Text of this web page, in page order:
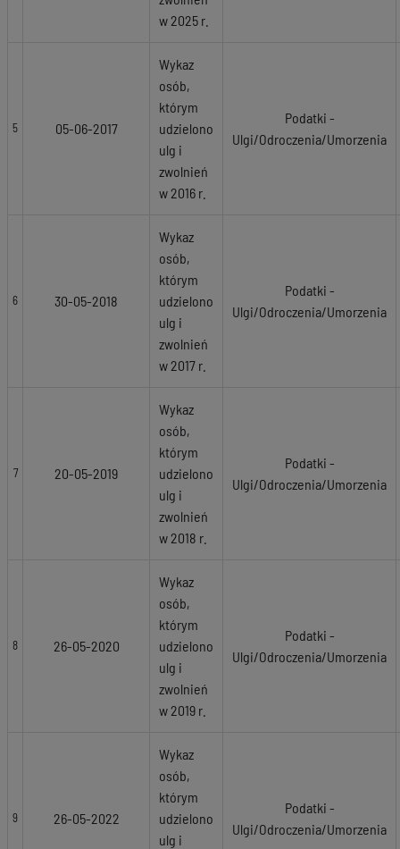
w 2025 r.
5 05-06-2017
Wykaz
osób,
którym
udzielono
ulg i
zwolnień
w 2016 r.
Podatki -
Ulgi/Odroczenia/Umorzenia
6 30-05-2018
Wykaz
osób,
którym
udzielono
ulg i
zwolnień
w 2017 r.
Podatki -
Ulgi/Odroczenia/Umorzenia
7 20-05-2019
Wykaz
osób,
którym
udzielono
ulg i
zwolnień
w 2018 r.
Podatki -
Ulgi/Odroczenia/Umorzenia
8 26-05-2020
Wykaz
osób,
którym
udzielono
ulg i
zwolnień
w 2019 r.
Podatki -
Ulgi/Odroczenia/Umorzenia
9 26-05-2022
Wykaz
osób,
którym
udzielono
ulg i
Podatki -
Ulgi/Odroczenia/Umorzenia